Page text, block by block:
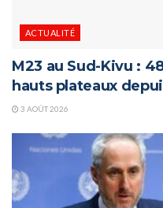
ACTUALITÉ
M23 au Sud-Kivu :
hauts plateaux
3 AOÛT 2026